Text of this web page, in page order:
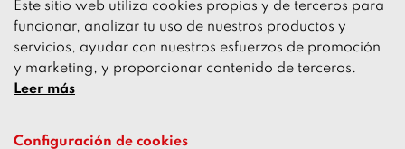
Este sitio web utiliza cookies propias y de terceros para
funcionar, analizar tu uso de nuestros productos y
servicios, ayudar con nuestros esfuerzos de promoción
y marketing, y proporcionar contenido de terceros.
Leer más
Configuración de cookies